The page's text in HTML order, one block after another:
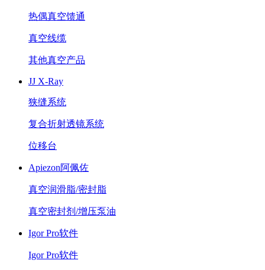
热偶真空馈通
真空线缆
其他真空产品
JJ X-Ray
狭缝系统
复合折射透镜系统
位移台
Apiezon阿佩佐
真空润滑脂/密封脂
真空密封剂/增压泵油
Igor Pro软件
Igor Pro软件